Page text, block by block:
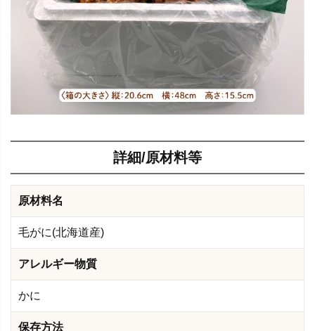
詳細/原材料等
原材料名
毛がに(北海道産)
アレルギー物質
かに
保存方法